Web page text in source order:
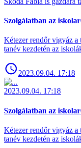
Szolgálatban az
Kétezer rendőr vigyáz a
tanév kezdetén az
2023.09.04. 17:18
2023.09.04. 17:18
Szolgálatban az
Kétezer rendőr vigyáz a
tanév kezdetén az